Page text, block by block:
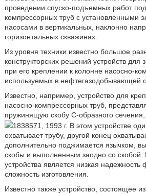
проведении спуско-подъемных работ
компрессорных труб с установленными
насосами в вертикальных, наклонно
горизонтальных скважинах.
Из уровня техники известно большое
конструкторских решений устройств для
при его креплении к колонне насосно-
используемых в нефтегазодобывающей
Известно, например, устройство для
насосно-компрессорных труб,
пружинящую скобу C-образного
1838571, 1993 г. В этом устройстве
охватывает трубу, другой конец
дополнительно поджимается язычком,
скобы и выполненным заодно со скобой.
устройства является низкая надежность
сложность изготовления.
Известно также устройство, состоящее